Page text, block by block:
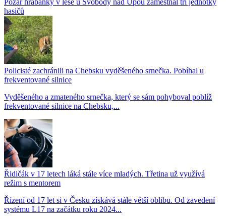
hasičů
Policisté zachránili na Chebsku vyděšeného srnečka. Pobíhal u
frekventované silnice
Vyděšeného a zmateného srnečka, který se sám pohyboval poblíž
frekventované silnice na Chebsku,...
Řidičák v 17 letech láká stále více mladých. Třetina už využívá
režim s mentorem
Řízení od 17 let si v Česku získává stále větší oblibu. Od zavedení
systému L17 na začátku roku 2024...